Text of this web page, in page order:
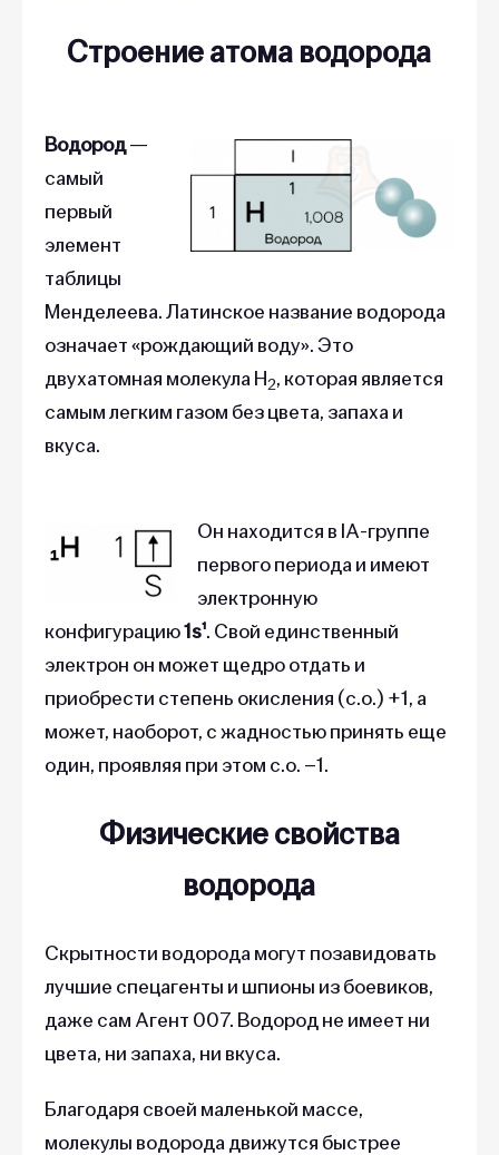
Строение атома водорода
Водород—
самый
первый
элемент
таблицы
Менделеева. Латинское название водорода
означает «рождающий воду». Это
двухатомная молекула H2, которая является
самым легким газом без цвета, запаха и
вкуса.
Он находится в IA-группе
первого периода и имеют
электронную
конфигурацию1s¹. Свой единственный
электрон он может щедро отдать и
приобрести степень окисления (с.о.) +1, а
может, наоборот, с жадностью принять еще
один, проявляя при этом с.о. –1.
Физические свойства
водорода
Скрытности водорода могут позавидовать
лучшие спецагенты и шпионы из боевиков,
даже сам Агент 007. Водород не имеет ни
цвета, ни запаха, ни вкуса.
Благодаря своей маленькой массе,
молекулы водорода движутся быстрее